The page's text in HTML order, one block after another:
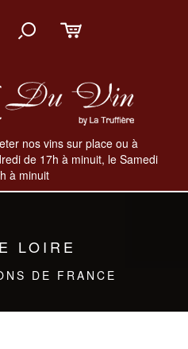
nos vins sur place ou à
de 17h à minuit, le Samedi
à minuit
LOIRE
DE FRANCE